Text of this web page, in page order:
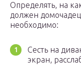
Определять, на
должен
необходимо:
Сесть на
экран,